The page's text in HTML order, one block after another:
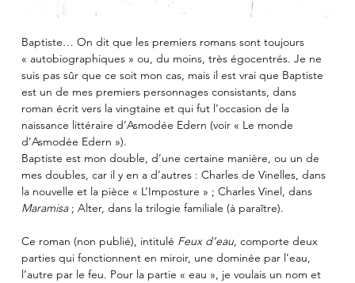
Baptiste… On dit que les premiers romans sont toujours
« autobiographiques » ou, du moins, très égocentrés. Je ne
suis pas sûr que ce soit mon cas, mais il est vrai que Baptiste
est un de mes premiers personnages consistants, dans
roman écrit vers la vingtaine et qui fut l’occasion de la
naissance littéraire d’Asmodée Edern (voir « Le monde
d’Asmodée Edern »).
Baptiste est mon double, d’une certaine manière, ou un de
mes doubles, car il y en a d’autres : Charles de Vinelles, dans
la nouvelle et la pièce « L’Imposture » ; Charles Vinel, dans
Maramisa ; Alter, dans la trilogie familiale (à paraître).
Ce roman (non publié), intitulé Feux d’eau, comporte deux
parties qui fonctionnent en miroir, une dominée par l’eau,
l’autre par le feu. Pour la partie « eau », je voulais un nom et